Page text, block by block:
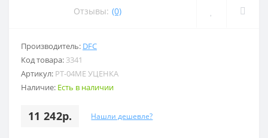
Отзывы: (0)
Производитель: DFC
Код товара: 3341
Артикул: PT-04ME УЦЕНКА
Наличие: Есть в наличии
11 242р. Нашли дешевле?